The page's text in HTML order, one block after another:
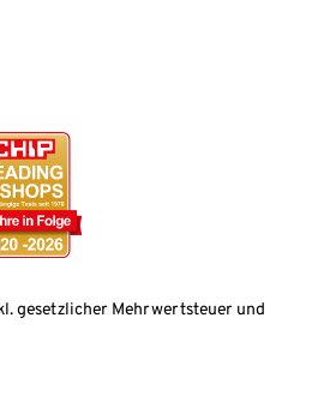
gesetzlicher Mehrwertsteuer und